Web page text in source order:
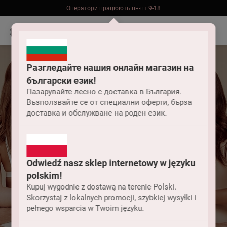
Разгледайте нашия онлайн магазин на
български език!
Пазарувайте лесно с доставка в България.
Възползвайте се от специални оферти, бърза
доставка и обслужване на роден език.
Odwiedź nasz sklep internetowy w języku
polskim!
Kupuj wygodnie z dostawą na terenie Polski.
Skorzystaj z lokalnych promocji, szybkiej wysyłki i
pełnego wsparcia w Twoim języku.
Оператори працюють пн-пт 9-18
Безкоштовна доставка до складу НП замовлень від 2000 грн
використовують
силіконові накладки
на груди?